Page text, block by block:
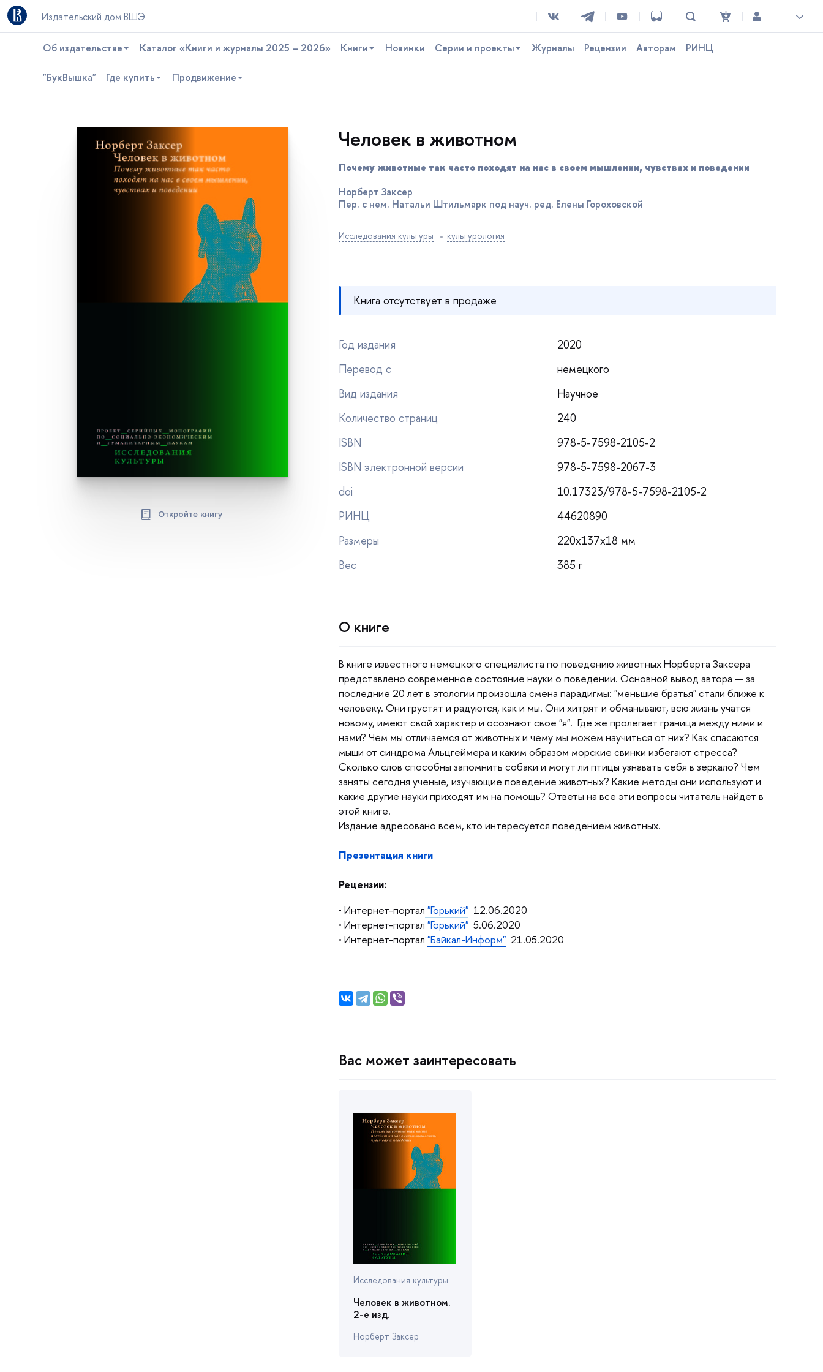
Издательский дом ВШЭ
Об издательстве Каталог «Книги и журналы 2025 – 2026» Книги Новинки Серии и проекты Журналы Рецензии Авторам РИНЦ
"БукВышка" Где купить Продвижение
Откройте книгу
Человек в животном
Почему животные так часто походят на нас в своем мышлении, чувствах и поведении
Норберт Заксер
Пер. с нем. Натальи Штильмарк под науч. ред. Елены Гороховской
Исследования культуры культурология
Книга отсутствует в продаже
Год издания
2020
Перевод с
немецкого
ид издания
Научное
Количество страниц
240
ISBN
978-5-7598-2105-2
ISBN электронной версии
978-5-7598-2067-3
doi
10.17323/978-5-7598-2105-2
РИНЦ
44620890
Размеры
220x137x18 мм
ес
385
О книге
книге известного немецкого специалиста по поведению животных Норберта Заксера
представлено современное состояние науки о поведении. Основной вывод автора — за
последние 20 лет в этологии произошла смена парадигмы: "меньшие братья" стали ближе к
человеку. Они грустят и радуются, как и мы. Они хитрят и обманывают, всю жизнь учатся
новому, имеют свой характер и осознают свое "я". Где же пролегает граница между ними и
нами? Чем мы отличаемся от животных и чему мы можем научиться от них? Как спасаются
мыши от синдрома Альцгеймера и каким образом морские свинки избегают стресса?
Сколько слов способны запомнить собаки и могут ли птицы узнавать себя в зеркало? Чем
заняты сегодня ученые, изучающие поведение животных? Какие методы они используют и
какие другие науки приходят им на помощь? Ответы на все эти вопросы читатель найдет
этой книге.
Издание адресовано всем, кто интересуется поведением животных.
Презентация книги
Рецензии:
• Интернет-портал "Горький"12.06.2020
• Интернет-портал "Горький"5.06.2020
• Интернет-портал "Байкал-Информ"21.05.2020
ас может заинтересовать
Исследования культуры
Человек в животном.
2-е изд.
Норберт Заксер